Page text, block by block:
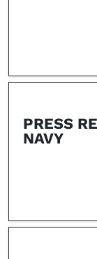
PRESS
NAVY